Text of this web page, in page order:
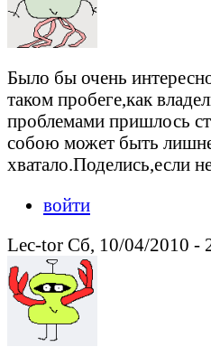
Было бы очень
таком пробеге,как
проблемами пришлось
собою может быть
хватало.Поделись,если
войти
Lec-tor Сб, 10/04/2010 -